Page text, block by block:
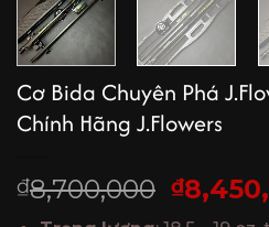
Cơ Bida Chuyên Phá
Chính Hãng J.Flowers
₫8,700,000 Giá
gốc
₫